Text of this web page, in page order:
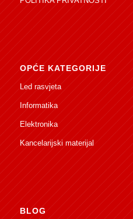
OPĆE KATEGORIJE
Led rasvjeta
Informatika
Elektronika
Kancelarijski materijal
BLOG